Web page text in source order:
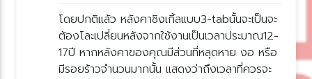
ดยปกติแล้ว หลังคาชิงเกิ้ลแบบ3-tabนั้นจะเป็นจะ
ต้องโละเปลี่ยนหลังจากใช้งานเป็นเวลาประมาณ12-
17ปี หากหลังคาของคุณมีส่วนที่หลุดหาย งอ หรือ
มีรอยร้าวจำนวนมากนั้น แสดงว่าถึงเวลาที่ควรจะ